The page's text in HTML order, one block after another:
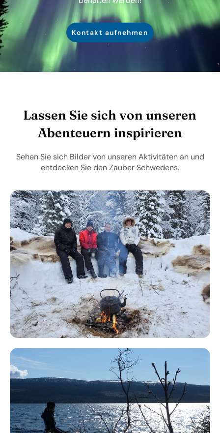
Kontakt aufnehmen
Lassen Sie sich von unseren
Abenteuern inspirieren
Sehen Sie sich Bilder von unseren Aktivitäten an und
entdecken Sie den Zauber Schwedens.